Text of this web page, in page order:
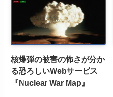
核爆弾の被害の怖さが分か
る恐ろしいWebサービス
『Nuclear War Map』